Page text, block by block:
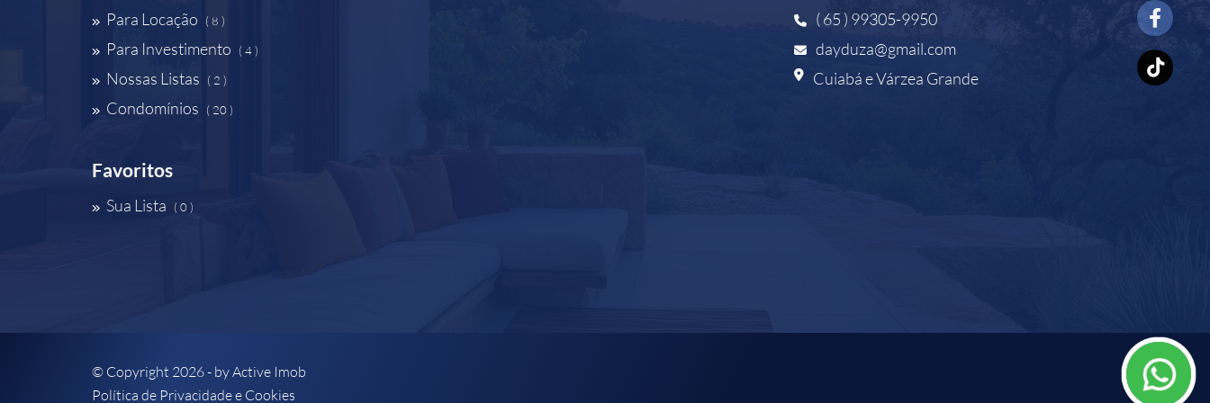
Para Locação ( 8 )
Para Investimento ( 4 )
Nossas Listas ( 2 )
Condomínios ( 20 )
Favoritos
Sua Lista ( 0 )
( 65 ) 99305-9950
dayduza@gmail.com
Cuiabá e Várzea Grande
© Copyright 2026 - byActive Imob
Política de Privacidade e Cookies